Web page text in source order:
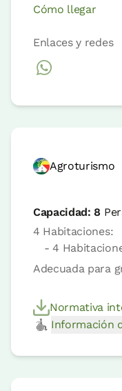
Cómo llegar
Enlaces y redes
Agroturismo
Capacidad: 8
4 Habitaciones:
- 4
Adecuada para
Normativa
Información